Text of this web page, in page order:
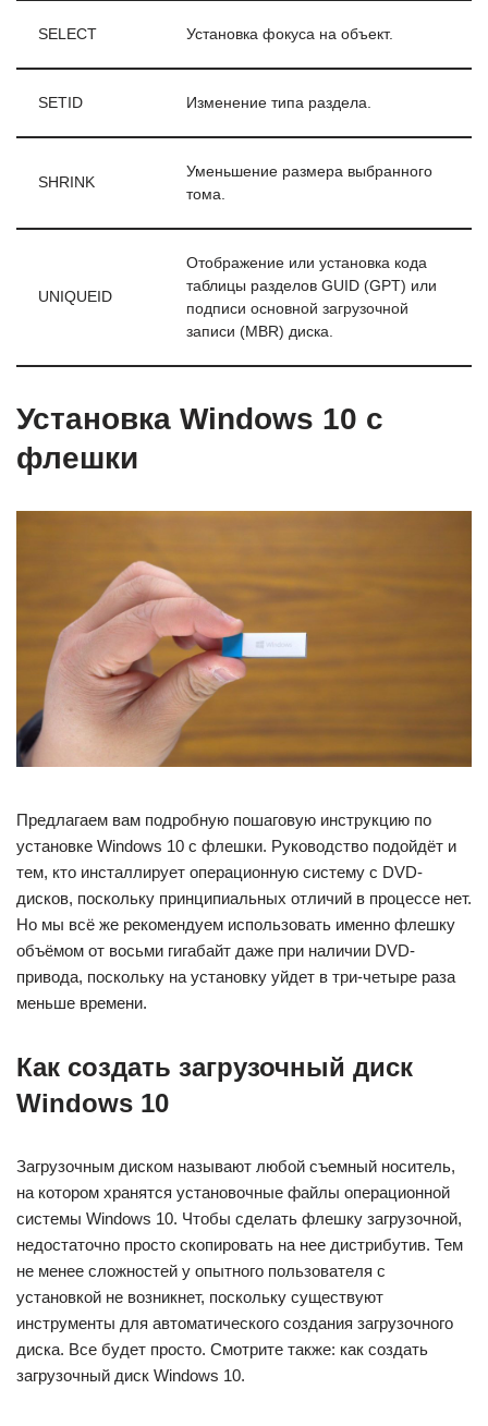
SELECT Установка фокуса на объект.
SETID Изменение типа раздела.
SHRINK
Уменьшение размера выбранного
тома.
UNIQUEID
Отображение или установка кода
таблицы разделов GUID (GPT) или
подписи основной загрузочной
записи (MBR) диска.
Установка Windows 10 с
флешки
Предлагаем вам подробную пошаговую инструкцию по
установке Windows 10 с флешки. Руководство подойдёт и
тем, кто инсталлирует операционную систему с DVD-
дисков, поскольку принципиальных отличий в процессе нет.
Но мы всё же рекомендуем использовать именно флешку
объёмом от восьми гигабайт даже при наличии DVD-
привода, поскольку на установку уйдет в три-четыре раза
меньше времени.
Как создать загрузочный диск
Windows 10
Загрузочным диском называют любой съемный носитель,
на котором хранятся установочные файлы операционной
системы Windows 10. Чтобы сделать флешку загрузочной,
недостаточно просто скопировать на нее дистрибутив. Тем
не менее сложностей у опытного пользователя с
установкой не возникнет, поскольку существуют
инструменты для автоматического создания загрузочного
диска. Все будет просто. Смотрите также: как создать
загрузочный диск Windows 10.